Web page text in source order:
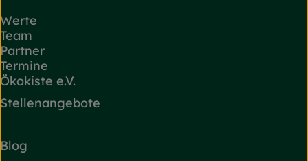
Werte
Team
Partner
Termine
Ökokiste e.V.
Stellenangebote
Blog